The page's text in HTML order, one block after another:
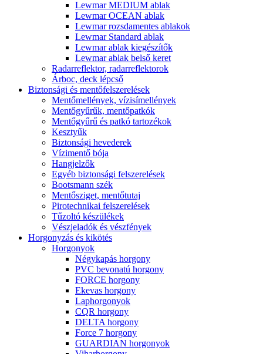
Lewmar MEDIUM ablak
Lewmar OCEAN ablak
Lewmar rozsdamentes ablakok
Lewmar Standard ablak
Lewmar ablak kiegészítők
Lewmar ablak belső keret
Radarreflektor, radarreflektorok
Árboc, deck lépcső
Biztonsági és mentőfelszerelések
Mentőmellények, vízisímellények
Mentőgyűrűk, mentőpatkók
Mentőgyűrű és patkó tartozékok
Kesztyűk
Biztonsági hevederek
Vízimentő bója
Hangjelzők
Egyéb biztonsági felszerelések
Bootsmann szék
Mentősziget, mentőtutaj
Pirotechnikai felszerelések
Tűzoltó készülékek
Vészjeladók és vészfények
Horgonyzás és kikötés
Horgonyok
Négykapás horgony
PVC bevonatú horgony
FORCE horgony
Ekevas horgony
Laphorgonyok
CQR horgony
DELTA horgony
Force 7 horgony
GUARDIAN horgonyok